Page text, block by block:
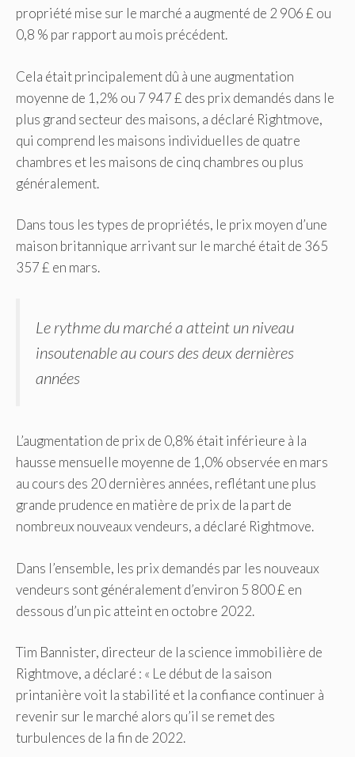
propriété mise sur le marché a augmenté de 2 906 £ ou
0,8 % par rapport au mois précédent.
Cela était principalement dû à une augmentation
moyenne de 1,2% ou 7 947 £ des prix demandés dans le
plus grand secteur des maisons, a déclaré Rightmove,
qui comprend les maisons individuelles de quatre
chambres et les maisons de cinq chambres ou plus
généralement.
Dans tous les types de propriétés, le prix moyen d’une
maison britannique arrivant sur le marché était de 365
357 £ en mars.
Le rythme du marché a atteint un niveau
insoutenable au cours des deux dernières
années
L’augmentation de prix de 0,8% était inférieure à la
hausse mensuelle moyenne de 1,0% observée en mars
au cours des 20 dernières années, reflétant une plus
grande prudence en matière de prix de la part de
nombreux nouveaux vendeurs, a déclaré Rightmove.
Dans l’ensemble, les prix demandés par les nouveaux
vendeurs sont généralement d’environ 5 800 £ en
dessous d’un pic atteint en octobre 2022.
Tim Bannister, directeur de la science immobilière de
Rightmove, a déclaré : « Le début de la saison
printanière voit la stabilité et la confiance continuer à
revenir sur le marché alors qu’il se remet des
turbulences de la fin de 2022.